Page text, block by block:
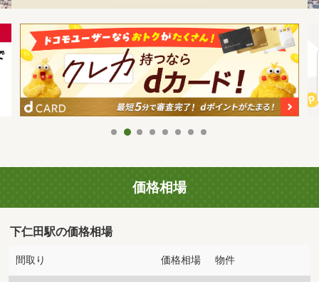
価格相場
下仁田駅の価格相場
間取り 価格相場 物件